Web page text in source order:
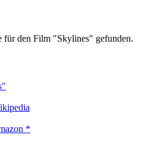
für den Film "Skylines" gefunden.
*